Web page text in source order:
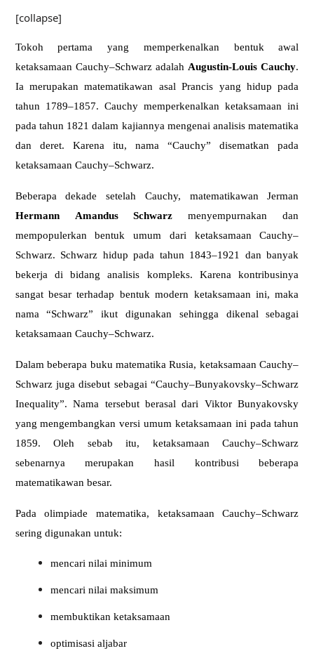
[collapse]
Tokoh pertama yang memperkenalkan bentuk awal
ketaksamaan Cauchy–Schwarz adalahAugustin-Louis Cauchy.
Ia merupakan matematikawan asal Prancis yang hidup pada
tahun 1789–1857. Cauchy memperkenalkan ketaksamaan ini
pada tahun 1821 dalam kajiannya mengenai analisis matematika
dan deret. Karena itu, nama “Cauchy” disematkan pada
ketaksamaan Cauchy–Schwarz.
Beberapa dekade setelah Cauchy, matematikawan Jerman
Hermann Amandus Schwarz menyempurnakan dan
mempopulerkan bentuk umum dari ketaksamaan Cauchy–
Schwarz. Schwarz hidup pada tahun 1843–1921 dan banyak
bekerja di bidang analisis kompleks.Karena kontribusinya
sangat besar terhadap bentuk modern ketaksamaan ini, maka
nama “Schwarz” ikut digunakan sehingga dikenal sebagai
ketaksamaan Cauchy–Schwarz.
Dalam beberapa buku matematika Rusia, ketaksamaan Cauchy–
Schwarz juga disebut sebagai “Cauchy–Bunyakovsky–Schwarz
Inequality”.Nama tersebut berasal dari Viktor Bunyakovsky
yang mengembangkan versi umum ketaksamaan ini pada tahun
1859.Oleh sebab itu, ketaksamaan Cauchy–Schwarz
sebenarnya merupakan hasil kontribusi beberapa
matematikawan besar.
Pada olimpiade matematika, ketaksamaan Cauchy–Schwarz
sering digunakan untuk:
mencari nilai minimum
mencari nilai maksimum
membuktikan ketaksamaan
optimisasi aljabar